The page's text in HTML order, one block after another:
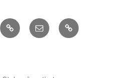
TikTok E-
Mail
Cookie-
Richtlinie